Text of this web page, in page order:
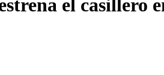
el casillero